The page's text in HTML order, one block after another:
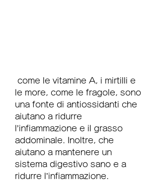
le more, come le fragole, sono
una fonte di antiossidanti che
aiutano a ridurre
l’infiammazione e il grasso
addominale. Inoltre, che
aiutano a mantenere un
sistema digestivo sano e a
ridurre l’infiammazione.